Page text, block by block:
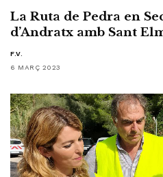
La Ruta de Pedra en
d’Andratx amb Sant
F.V.
6 MARÇ 2023